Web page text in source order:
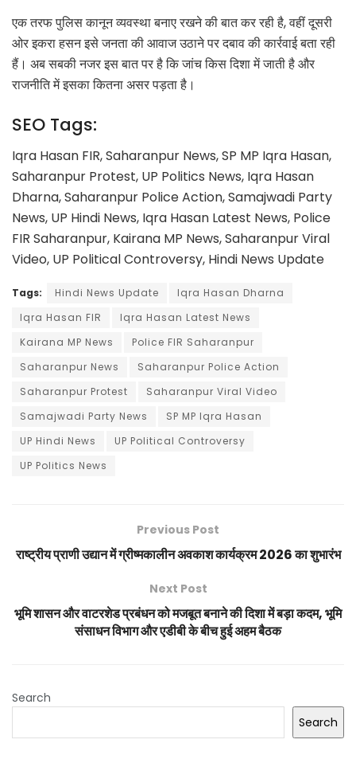
एक तरफ पुलिस कानून व्यवस्था बनाए रखने की बात कर रही है, वहीं दूसरी
ओर इकरा हसन इसे जनता की आवाज उठाने पर दबाव की कार्रवाई बता रही
हैं। अब सबकी नजर इस बात पर है कि जांच किस दिशा में जाती है और
राजनीति में इसका कितना असर पड़ता है।
SEO Tags:
Iqra Hasan FIR, Saharanpur News, SP MP Iqra Hasan,
Saharanpur Protest, UP Politics News, Iqra Hasan
Dharna, Saharanpur Police Action, Samajwadi Party
News, UP Hindi News, Iqra Hasan Latest News, Police
FIR Saharanpur, Kairana MP News, Saharanpur Viral
Video, UP Political Controversy, Hindi News Update
Tags: Hindi News Update
Iqra Hasan Dharna
Iqra Hasan FIR
Iqra Hasan Latest News
Kairana MP News
Police FIR Saharanpur
Saharanpur News
Saharanpur Police Action
Saharanpur Protest
Saharanpur Viral Video
Samajwadi Party News
SP MP Iqra Hasan
UP Hindi News
UP Political Controversy
UP Politics News
Previous Post
राष्ट्रीय प्राणी उद्यान में ग्रीष्मकालीन अवकाश कार्यक्रम 2026 का शुभारंभ
Next Post
भूमि शासन और वाटरशेड प्रबंधन को मजबूत बनाने की दिशा में बड़ा कदम, भूमि
संसाधन विभाग और एडीबी के बीच हुई अहम बैठक
Search
Search